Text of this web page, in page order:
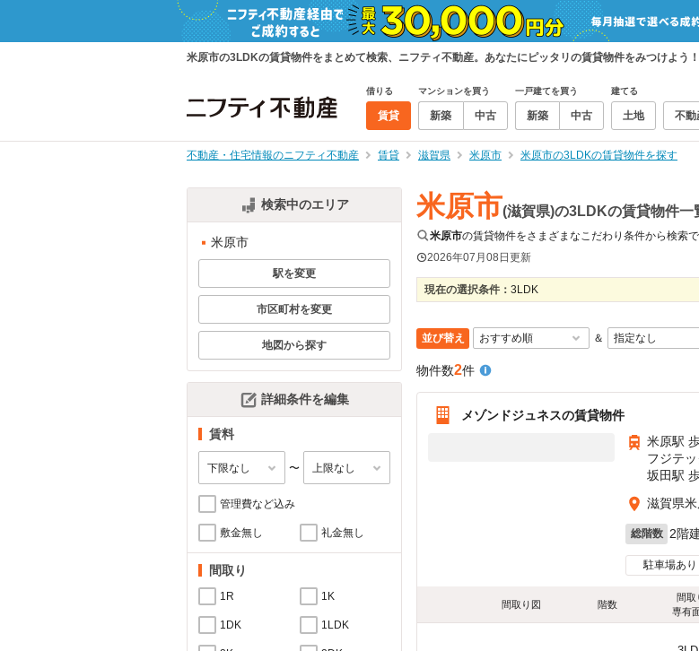
米原市の3LDKの賃貸物件をまとめて検索、ニフティ不動産。あなたにピッタリの賃貸物件をみつけよう！
借りる
賃貸
マンションを買う
新築 中古
一戸建てを買う
新築 中古
建てる
土地 不動
不動産・住宅情報のニフティ不動産 賃貸 滋賀県 米原市 米原市の3LDKの賃貸物件を探す
検索中のエリア
米原市
駅を変更
市区町村を変更
地図から探す
詳細条件を編集
賃料
〜
管理費など込み
敷金無し 礼金無し
間取り
1R 1K
1DK 1LDK
米原市(滋賀県)の3LDKの賃貸物件一
米原市の賃貸物件をさまざまなこだわり条件から検索で
2026年07月08日更新
現在の選択条件： 3LDK
並び替え ＆
物件数2件
メゾンドジュネスの賃貸物件
米原駅
フジテ
坂田駅
滋賀県
総階数 2階
駐車場あり
間取り図 階数
間取
専有